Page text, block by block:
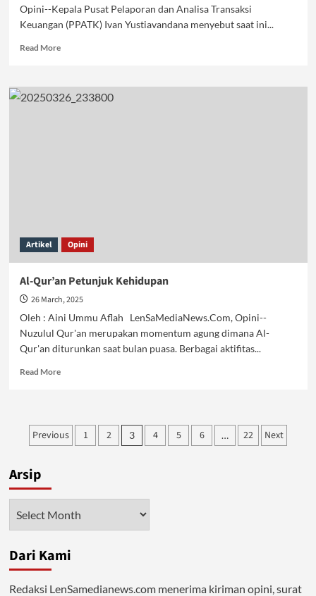
Opini--Kepala Pusat Pelaporan dan Analisa Transaksi
Keuangan (PPATK) Ivan Yustiavandana menyebut saat ini...
Read MoreRead
Khilafah,
Solusi
Artikel Opini
Al-Qur’an Petunjuk Kehidupan
26 March, 2025
Oleh : Aini Ummu Aflah LenSaMediaNews.Com, Opini--
Nuzulul Qur'an merupakan momentum agung dimana Al-
Qur'an diturunkan saat bulan puasa. Berbagai aktifitas...
Read MoreRead
Qur’an
Petunjuk
Posts
Previous 1 2 3 4 5 6 … 22 Next
Arsip
Dari Kami
Redaksi LenSamedianews.com menerima kiriman opini, surat